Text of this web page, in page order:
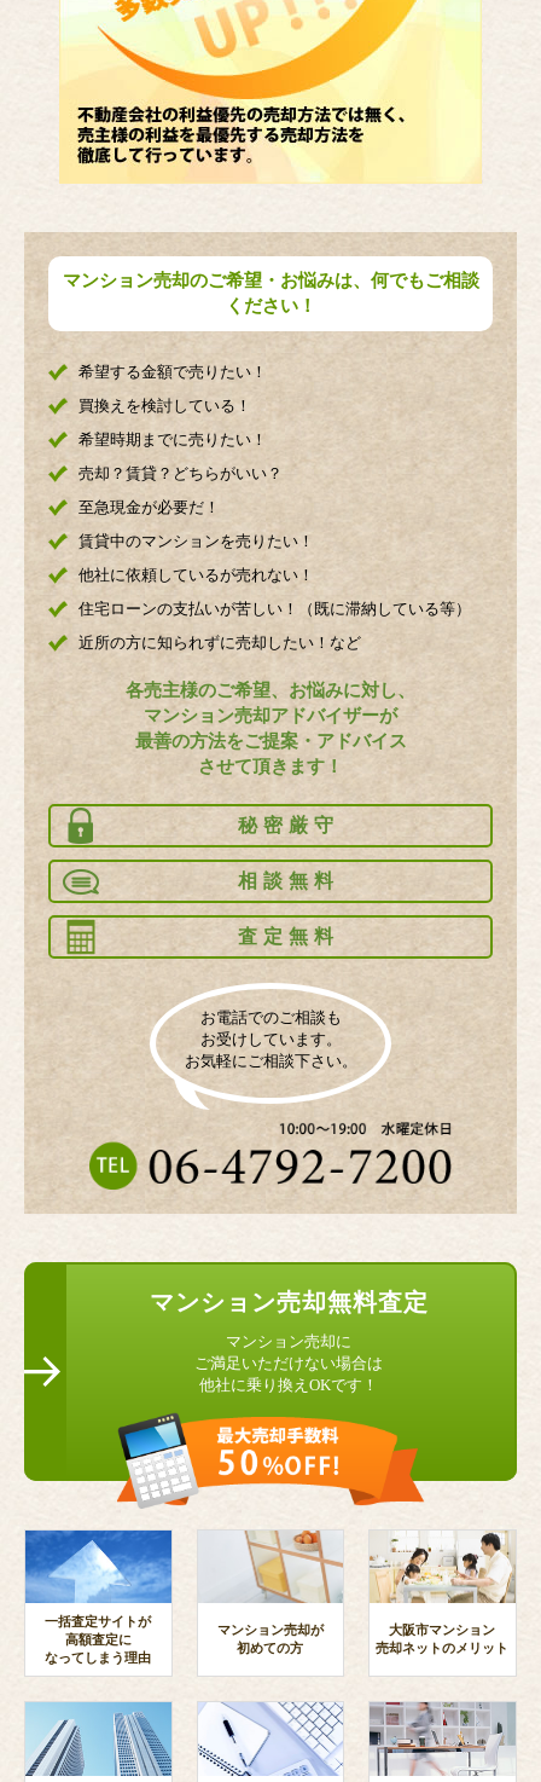
マンション売却のご希望・お悩みは、何でもご相談
ください！
希望する金額で売りたい！
買換えを検討している！
希望時期までに売りたい！
売却？賃貸？どちらがいい？
至急現金が必要だ！
賃貸中のマンションを売りたい！
他社に依頼しているが売れない！
住宅ローンの支払いが苦しい！（既に滞納している等）
近所の方に知られずに売却したい！など
各売主様のご希望、お悩みに対し、
マンション売却アドバイザーが
最善の方法をご提案・アドバイス
させて頂きます！
秘密厳守
相談無料
査定無料
お電話でのご相談も
お受けしています。
お気軽にご相談下さい。
マンション売却無料査定
マンション売却に
ご満足いただけない場合は
他社に乗り換えOKです！
一括査定サイトが
高額査定に
なってしまう理由
マンション売却が
初めての方
大阪市マンション
売却ネットのメリット